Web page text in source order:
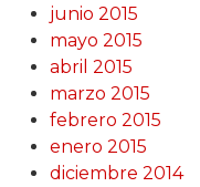
junio 2015
mayo 2015
abril 2015
marzo 2015
febrero 2015
enero 2015
diciembre 2014